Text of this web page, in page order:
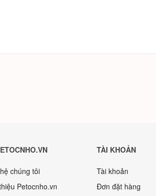
chúng tôi
Petocnho.vn
TÀI KHOẢN
Tài khoản
Đơn đặt hàng